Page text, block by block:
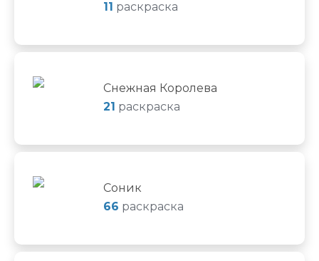
11 раскраска
Снежная Королева
21 раскраска
Соник
66 раскраска